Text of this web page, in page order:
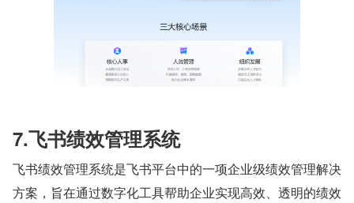
7.飞书绩效管理系统
飞书绩效管理系统是飞书平台中的一项企业级绩效管理解决
方案，旨在通过数字化工具帮助企业实现高效、透明的绩效